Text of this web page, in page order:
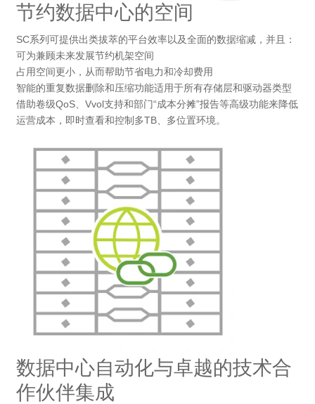
节约数据中心的空间
SC系列可提供出类拔萃的平台效率以及全面的数据缩减，并且：
可为兼顾未来发展节约机架空间
占用空间更小，从而帮助节省电力和冷却费用
智能的重复数据删除和压缩功能适用于所有存储层和驱动器类型
借助卷级QoS、Vvol支持和部门“成本分摊”报告等高级功能来降低
运营成本，即时查看和控制多TB、多位置环境。
数据中心自动化与卓越的技术合
作伙伴集成